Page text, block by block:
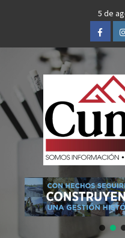
5 de